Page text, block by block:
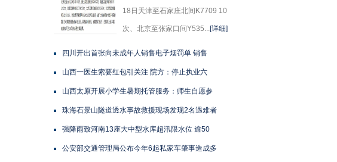
18日天津至石家庄北间K7709 10
次、北京至张家口间Y535...[详细]
四川开出首张向未成年人销售电子烟罚单 销售
山西一医生索要红包引关注 院方：停止执业六
山西太原开展小学生暑期托管服务：师生自愿参
珠海石景山隧道透水事故救援现场发现2名遇难者
强降雨致河南13座大中型水库超汛限水位 逾50
公安部交通管理局公布今年6起私家车肇事造成多